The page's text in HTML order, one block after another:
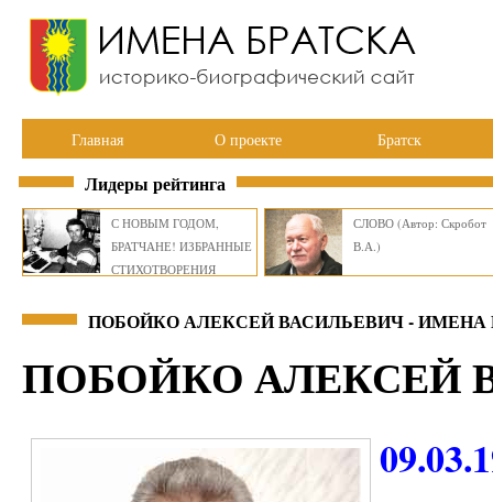
Главная О проекте Братск
Лидеры рейтинга
С НОВЫМ ГОДОМ,
БРАТЧАНЕ! ИЗБРАННЫЕ
СТИХОТВОРЕНИЯ
СЛОВО (Автор: Скробот
В.А.)
ПОБОЙКО АЛЕКСЕЙ ВАСИЛЬЕВИЧ - ИМЕНА
ПОБОЙКО АЛЕКСЕЙ